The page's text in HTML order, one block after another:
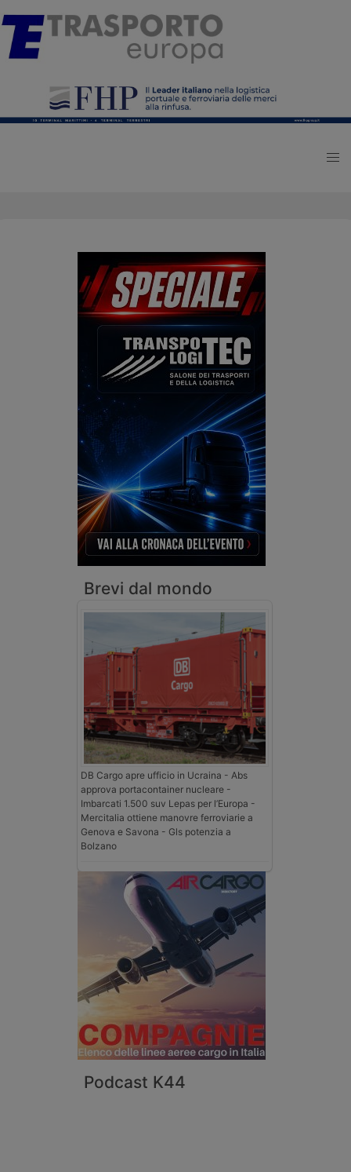
Brevi dal mondo
DB Cargo apre ufficio in Ucraina - Abs
approva portacontainer nucleare -
Imbarcati 1.500 suv Lepas per l’Europa -
Mercitalia ottiene manovre ferroviarie a
Genova e Savona - Gls potenzia a
Bolzano
Podcast K44